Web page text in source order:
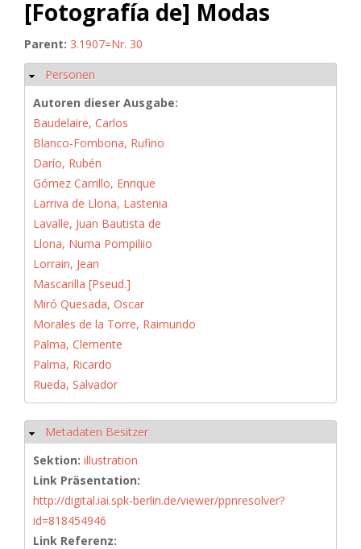
[Fotografía de] Modas
Parent: 3.1907=Nr. 30
Ausblenden
Personen
Autoren dieser Ausgabe:
Baudelaire, Carlos
Blanco-Fombona, Rufino
Darío, Rubén
Gómez Carrillo, Enrique
Larriva de Llona, Lastenia
Lavalle, Juan Bautista de
Llona, Numa Pompiliio
Lorrain, Jean
Mascarilla [Pseud.]
Miró Quesada, Oscar
Morales de la Torre, Raimundo
Palma, Clemente
Palma, Ricardo
Rueda, Salvador
Ausblenden
Metadaten Besitzer
Sektion: illustration
Link Präsentation:
http://digital.iai.spk-berlin.de/viewer/ppnresolver?
id=818454946
Link Referenz: